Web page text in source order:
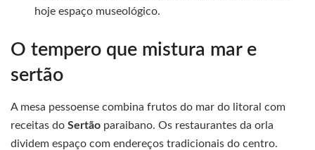
hoje espaço museológico.
O tempero que mistura mar e
sertão
A mesa pessoense combina frutos do mar do litoral com
receitas do Sertão paraibano. Os restaurantes da orla
dividem espaço com endereços tradicionais do centro.